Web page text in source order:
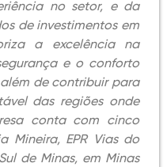
no setor, e da
de investimentos em
a excelência na
e o conforto
de contribuir para
das regiões onde
conta com cinco
Mineira, EPR Vias do
de Minas, em Minas